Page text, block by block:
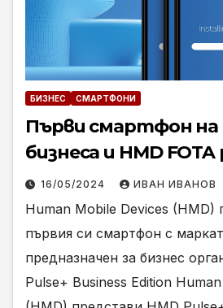
БИЗНЕС СМАРТФОНИ
Първи смартфон на
бизнеса и HMD
16/05/2024 ИВАН ИВАНОВ
Human Mobile Devices (HMD)
първия си смартфон с
предназначен за бизнес
Pulse+ Business Edition